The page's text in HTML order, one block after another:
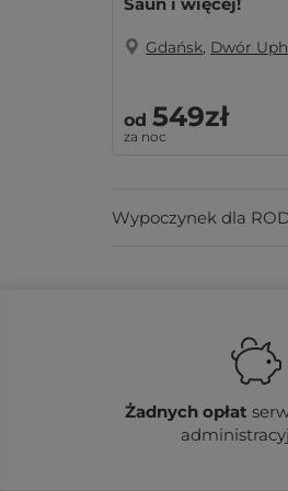
Gdańsk, Dwór
od 549zł
za noc
Wypoczynek dla
Żadnych opłat